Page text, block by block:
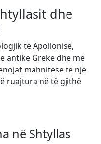
dhe
të Apollonisë,
antike Greke dhe më
mahnitëse të një
ruajtura në të gjithë
në Shtyllas